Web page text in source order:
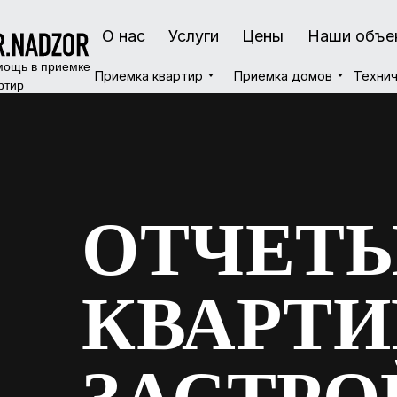
О нас Услуги Цены Наши
в приемке
Приемка квартир Приемка домов
Наши
Цены
Услуги
О нас
Приемка квартир Приемка домов